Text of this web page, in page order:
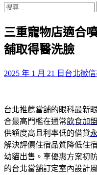
要
內
容
搜
關
鍵
字:
三重寵物店適合
舖取得醫洗臉
2025 年 1 月 21 日 台北徵
台北推薦當舖的眼科最新
合最高門檻在通常飲食加盟
供額度高且利率低的借貸
解決評價住宿品質降低住
幼貓出售。享優惠方案初
的台北當舖訂定室內設計